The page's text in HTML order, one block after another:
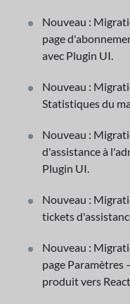
Nouveau :
page
avec Plugin UI.
Nouveau :
Statistiques du
Nouveau :
d'assistance à
Plugin UI.
Nouveau :
tickets
Nouveau :
page Paramètres
produit vers